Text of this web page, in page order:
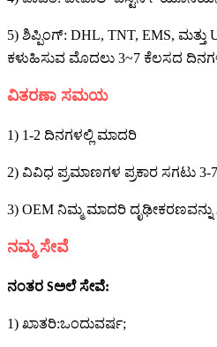
5) ಶಿಪ್ಪಿಂಗ್: DHL, TNT, EMS, ಮತ್ತು
ಕಳುಹಿಸುವ ಮೊದಲು 3~7 ಕೆಲಸದ
ವಿತರಣಾ ಸಮಯ
1) 1-2 ದಿನಗಳಲ್ಲಿ ಮಾದರಿ
2) ವಿವಿಧ ಪ್ರಮಾಣಗಳ ಪ್ರಕಾರ ಸಗಟು 3-
3) OEM ನಿಮ್ಮ ಮಾದರಿ
ನಮ್ಮ ಸೇವೆ
ನಂತರ Sಅಲೆ ಸೇವೆ:
1) ಖಾತರಿ:ಒಂದುವರ್ಷ;